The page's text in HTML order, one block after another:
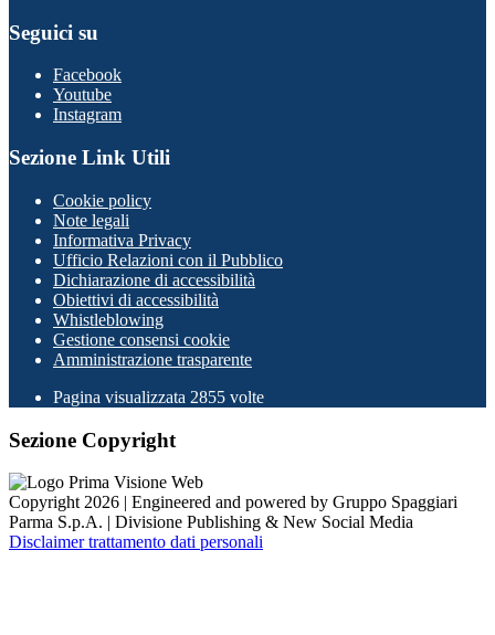
Seguici su
Facebook
Youtube
Instagram
Sezione Link Utili
Cookie policy
Note legali
Informativa Privacy
Ufficio Relazioni con il Pubblico
Dichiarazione di accessibilità
Obiettivi di accessibilità
Whistleblowing
Gestione consensi cookie
Amministrazione trasparente
Pagina visualizzata 2855 volte
Sezione Copyright
Copyright 2026 | Engineered and powered by Gruppo Spaggiari
Parma S.p.A. | Divisione Publishing & New Social Media
Disclaimer trattamento dati personali